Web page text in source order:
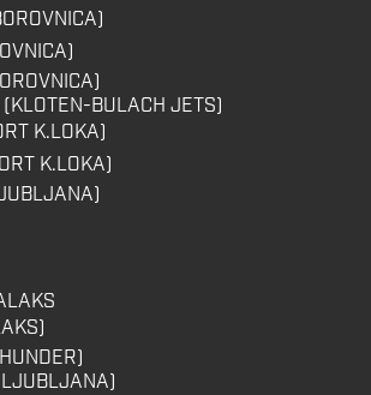
BULACH JETS)
K.LOKA)
K.LOKA)